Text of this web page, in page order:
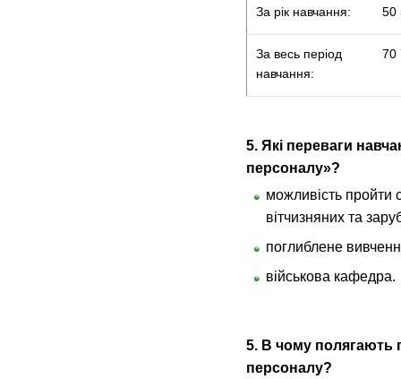
За рік навчання: 50
За весь період
навчання:
70
5. Які переваги
персоналу»?
можливість пройти
вітчизняних та
поглиблене
військова кафедра.
5. В чому полягають
персоналу?